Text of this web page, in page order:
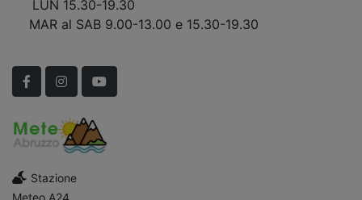
LUN 15.30-19.30
MAR al SAB 9.00-13.00 e 15.30-19.30
FacebookInstagramYouTube
Stazione